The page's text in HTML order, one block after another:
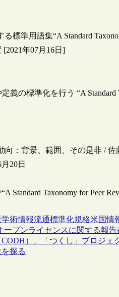
標準用語集“A Standard
年07月16日]
の標準化を行う “A Standard
向：背景、範囲、その是非 /
20日
Taxonomy for Peer
学術情報流通標準化規格米国情
ープンライセンスに関する報告
）、「つくし」プロジ
探る